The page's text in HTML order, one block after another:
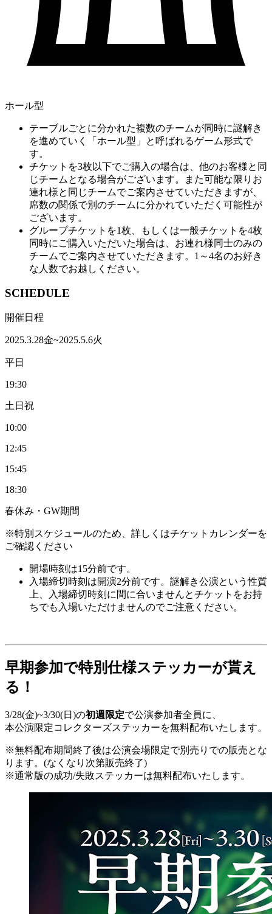
ホール型
テーブルごとに分かれた複数のチームが同時に謎解き
を進めていく「ホール型」と呼ばれるゲーム形式で
す。
チケットを3枚以下でご購入の場合は、他のお客様と同
じチームとなる場合がございます。また可能な限りお
連れ様と同じチームでご案内させていただきますが、
席数の関係で別のチームに分かれていただく可能性が
ございます。
グループチケットを1枚、もしくは一般チケットを4枚
同時にご購入いただいた場合は、お連れ様同士のみの
チームでご案内させていただきます。1～4名のお好き
な人数でお越しください。
SCHEDULE
開催日程
2025.3.28金~2025.5.6火
平日
19:30
土日祝
10:00
12:45
15:45
18:30
春休み・GW期間
※特別スケジュールのため、詳しくはチケットカレンダーを
ご確認ください
開場時刻は15分前です。
入場締切時刻は開演2分前です。謎解き公演という性質
上、入場締切時刻に間に合いませんとチケットをお持
ちでも入場いただけませんのでご注意ください。
早期参加で特別仕様ステッカーが貰え
る！
3/28(金)~3/30(日)の初週限定で公演参加者全員に、
本公演限定コレクターズステッカーを無料配布いたします。
※無料配布期間終了後は公演会場限定で別売りでの販売とな
ります。(なくなり次第販売終了)
※通常版の成功/失敗ステッカーは無料配布いたします。